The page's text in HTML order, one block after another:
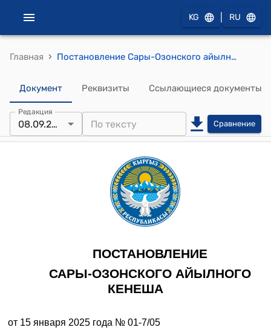
KG RU
Главная › Постановление Сары-Озонского айылного кенеша от 15 января 2025 года № 01-7/05 "Об утверждении состава земельной комиссии по предоставлению земельных участков под ИЖС и другим земельным вопросам"
Документ Реквизиты Ссылающиеся документы
Редакция
08.09.2025 Сравнение